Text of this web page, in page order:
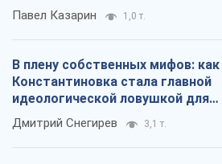
Павел Казарин 1,0 т.
В плену собственных мифов: как
Константиновка стала главной
идеологической ловушкой для
российских оккупантов
Дмитрий Снегирев 3,1 т.